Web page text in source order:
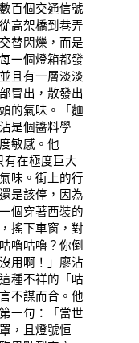
百個交通信號
高架橋到巷弄
替閃爍，而是
一個燈箱都發
且有一層淡淡
冒出，散發出
的氣味。「麵
是個醬料學
敏感。他
有在極度巨大
味。街上的行
是該停，因為
個穿著西裝的
搖下車窗，對
嚕咕嚕？你倒
用啊！」廖沾
種不祥的「咕
不謀而合。他
一句：「當世
，且燈號恒